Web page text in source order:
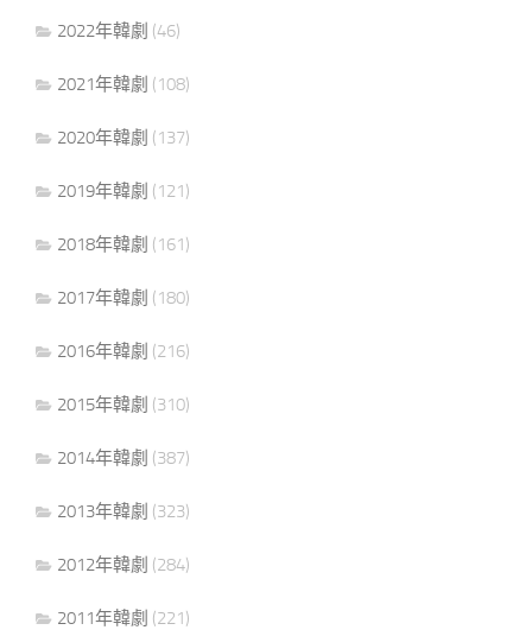
2022年韓劇 (46)
2021年韓劇 (108)
2020年韓劇 (137)
2019年韓劇 (121)
2018年韓劇 (161)
2017年韓劇 (180)
2016年韓劇 (216)
2015年韓劇 (310)
2014年韓劇 (387)
2013年韓劇 (323)
2012年韓劇 (284)
2011年韓劇 (221)